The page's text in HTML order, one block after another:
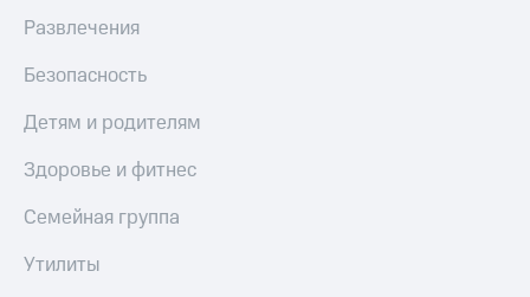
Развлечения
Безопасность
Детям и родителям
Здоровье и фитнес
Семейная группа
Утилиты